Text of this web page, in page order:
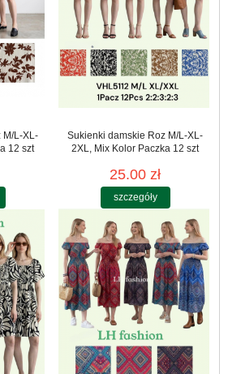
M/L-XL-
12 szt
Sukienki damskie Roz M/L-XL-
2XL, Mix Kolor Paczka 12 szt
25.00 zł
szczegóły